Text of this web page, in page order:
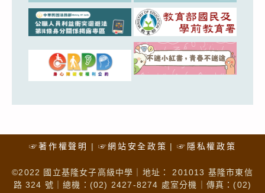
☞著作權聲明 ☞網站安全政策 ☞隱私權政策
©2022 國立基隆女子高級中學｜地址： 201013 基隆市東信
路 324 號｜總機：(02) 2427-8274 處室分機｜傳真：(02)